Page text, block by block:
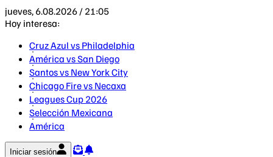
jueves, 6.08.2026 / 21:05
Hoy interesa:
Cruz Azul vs Philadelphia
América vs San Diego
Santos vs New York City
Chicago Fire vs Necaxa
Leagues Cup 2026
Selección Mexicana
América
Iniciar sesión